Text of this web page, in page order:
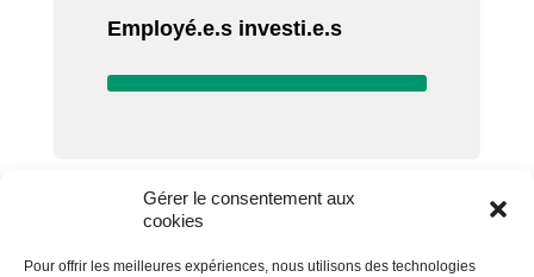
Gérer le consentement aux
cookies
Pour offrir les meilleures expériences, nous utilisons des technologies
Employé.e.s investi.e.s